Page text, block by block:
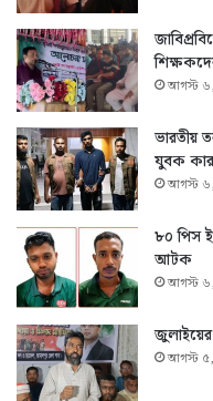
আগস্ট
ভারতীয়
যুবক
আগস্ট
৮০ পিস
আটক
আগস্ট
আগস্ট